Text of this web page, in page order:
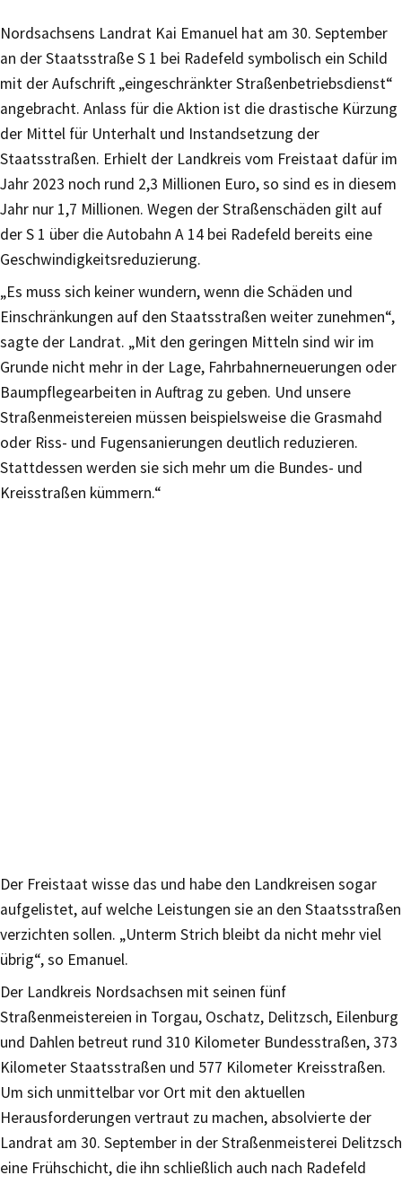
Nordsachsens Landrat Kai Emanuel hat am 30. September
an der Staatsstraße S 1 bei Radefeld symbolisch ein Schild
mit der Aufschrift „eingeschränkter Straßenbetriebsdienst“
angebracht. Anlass für die Aktion ist die drastische Kürzung
der Mittel für Unterhalt und Instandsetzung der
Staatsstraßen. Erhielt der Landkreis vom Freistaat dafür im
Jahr 2023 noch rund 2,3 Millionen Euro, so sind es in diesem
Jahr nur 1,7 Millionen. Wegen der Straßenschäden gilt auf
der S 1 über die Autobahn A 14 bei Radefeld bereits eine
Geschwindigkeitsreduzierung.
„Es muss sich keiner wundern, wenn die Schäden und
Einschränkungen auf den Staatsstraßen weiter zunehmen“,
sagte der Landrat. „Mit den geringen Mitteln sind wir im
Grunde nicht mehr in der Lage, Fahrbahnerneuerungen oder
Baumpflegearbeiten in Auftrag zu geben. Und unsere
Straßenmeistereien müssen beispielsweise die Grasmahd
oder Riss- und Fugensanierungen deutlich reduzieren.
Stattdessen werden sie sich mehr um die Bundes- und
Kreisstraßen kümmern.“
Der Freistaat wisse das und habe den Landkreisen sogar
aufgelistet, auf welche Leistungen sie an den Staatsstraßen
verzichten sollen. „Unterm Strich bleibt da nicht mehr viel
übrig“, so Emanuel.
Der Landkreis Nordsachsen mit seinen fünf
Straßenmeistereien in Torgau, Oschatz, Delitzsch, Eilenburg
und Dahlen betreut rund 310 Kilometer Bundesstraßen, 373
Kilometer Staatsstraßen und 577 Kilometer Kreisstraßen.
Um sich unmittelbar vor Ort mit den aktuellen
Herausforderungen vertraut zu machen, absolvierte der
Landrat am 30. September in der Straßenmeisterei Delitzsch
eine Frühschicht, die ihn schließlich auch nach Radefeld